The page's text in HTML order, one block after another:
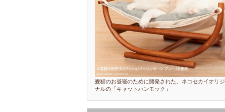
愛猫のお昼寝のために開発された、ネコセカイオリジ
ナルの「キャットハンモック」